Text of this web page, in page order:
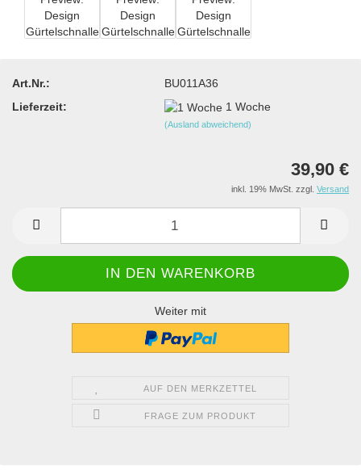
Art.Nr.:
BU011A36
Lieferzeit:
1 Woche
(Ausland abweichend)
39,90 €
inkl. 19% MwSt. zzgl. Versand
Weiter mit
AUF DEN MERKZETTEL
FRAGE ZUM PRODUKT